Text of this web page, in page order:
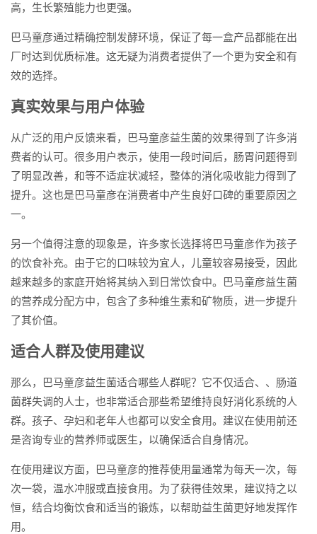
高，生长繁殖能力也更强。
巴马童彦通过精确控制发酵环境，保证了每一盒产品都能在出
厂时达到优质标准。这无疑为消费者提供了一个更为安全和有
效的选择。
真实效果与用户体验
从广泛的用户反馈来看，巴马童彦益生菌的效果得到了许多消
费者的认可。很多用户表示，使用一段时间后，肠胃问题得到
了明显改善，和等不适症状减轻，整体的消化吸收能力得到了
提升。这也是巴马童彦在消费者中产生良好口碑的重要原因之
一。
另一个值得注意的现象是，许多家长选择将巴马童彦作为孩子
的饮食补充。由于它的口味较为宜人，儿童较容易接受，因此
越来越多的家庭开始将其纳入到日常饮食中。巴马童彦益生菌
的营养成分配方中，包含了多种维生素和矿物质，进一步提升
了其价值。
适合人群及使用建议
那么，巴马童彦益生菌适合哪些人群呢？它不仅适合、、肠道
菌群失调的人士，也非常适合那些希望维持良好消化系统的人
群。孩子、孕妇和老年人也都可以安全食用。建议在使用前还
是咨询专业的营养师或医生，以确保适合自身情况。
在使用建议方面，巴马童彦的推荐使用量通常为每天一次，每
次一袋，温水冲服或直接食用。为了获得佳效果，建议持之以
恒，结合均衡饮食和适当的锻炼，以帮助益生菌更好地发挥作
用。